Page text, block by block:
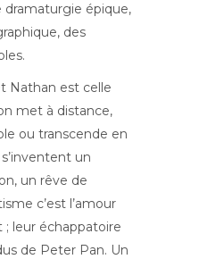
dramaturgie épique,
des
Nathan est celle
met à distance,
ou transcende en
un
un rêve de
c’est l’amour
leur échappatoire
de Peter Pan. Un